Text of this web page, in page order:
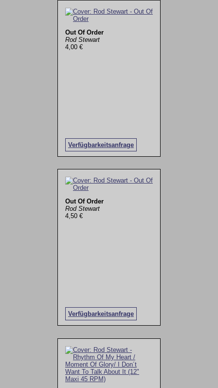
Out Of Order
Rod Stewart
4,00 €
Verfügbarkeitsanfrage
Out Of Order
Rod Stewart
4,50 €
Verfügbarkeitsanfrage